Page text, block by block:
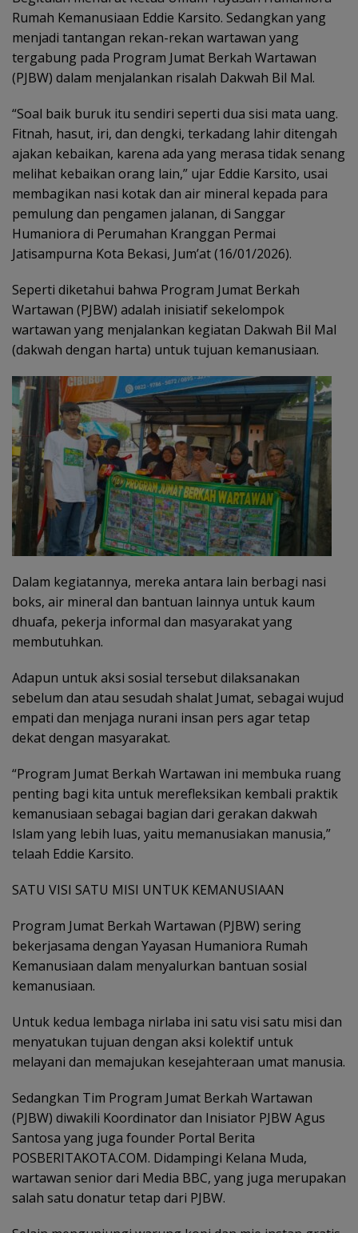
Rumah Kemanusiaan Eddie Karsito. Sedangkan yang
menjadi tantangan rekan-rekan wartawan yang
tergabung pada Program Jumat Berkah Wartawan
(PJBW) dalam menjalankan risalah Dakwah Bil Mal.
“Soal baik buruk itu sendiri seperti dua sisi mata uang.
Fitnah, hasut, iri, dan dengki, terkadang lahir ditengah
ajakan kebaikan, karena ada yang merasa tidak senang
melihat kebaikan orang lain,” ujar Eddie Karsito, usai
membagikan nasi kotak dan air mineral kepada para
pemulung dan pengamen jalanan, di Sanggar
Humaniora di Perumahan Kranggan Permai
Jatisampurna Kota Bekasi, Jum’at (16/01/2026).
Seperti diketahui bahwa Program Jumat Berkah
Wartawan (PJBW) adalah inisiatif sekelompok
wartawan yang menjalankan kegiatan Dakwah Bil Mal
(dakwah dengan harta) untuk tujuan kemanusiaan.
Dalam kegiatannya, mereka antara lain berbagi nasi
boks, air mineral dan bantuan lainnya untuk kaum
dhuafa, pekerja informal dan masyarakat yang
membutuhkan.
Adapun untuk aksi sosial tersebut dilaksanakan
sebelum dan atau sesudah shalat Jumat, sebagai wujud
empati dan menjaga nurani insan pers agar tetap
dekat dengan masyarakat.
“Program Jumat Berkah Wartawan ini membuka ruang
penting bagi kita untuk merefleksikan kembali praktik
kemanusiaan sebagai bagian dari gerakan dakwah
Islam yang lebih luas, yaitu memanusiakan manusia,”
telaah Eddie Karsito.
SATU VISI SATU MISI UNTUK KEMANUSIAAN
Program Jumat Berkah Wartawan (PJBW) sering
bekerjasama dengan Yayasan Humaniora Rumah
Kemanusiaan dalam menyalurkan bantuan sosial
kemanusiaan.
Untuk kedua lembaga nirlaba ini satu visi satu misi dan
menyatukan tujuan dengan aksi kolektif untuk
melayani dan memajukan kesejahteraan umat manusia.
Sedangkan Tim Program Jumat Berkah Wartawan
(PJBW) diwakili Koordinator dan Inisiator PJBW Agus
Santosa yang juga founder Portal Berita
POSBERITAKOTA.COM. Didampingi Kelana Muda,
wartawan senior dari Media BBC, yang juga merupakan
salah satu donatur tetap dari PJBW.